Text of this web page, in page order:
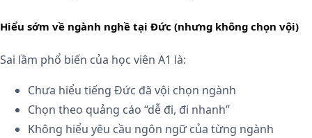
Hiểu sớm về ngành nghề tại Đức (nhưng không chọn vội)
Sai lầm phổ biến của học viên A1 là:
Chưa hiểu tiếng Đức đã vội chọn ngành
Chọn theo quảng cáo “dễ đi, đi nhanh”
Không hiểu yêu cầu ngôn ngữ của từng ngành